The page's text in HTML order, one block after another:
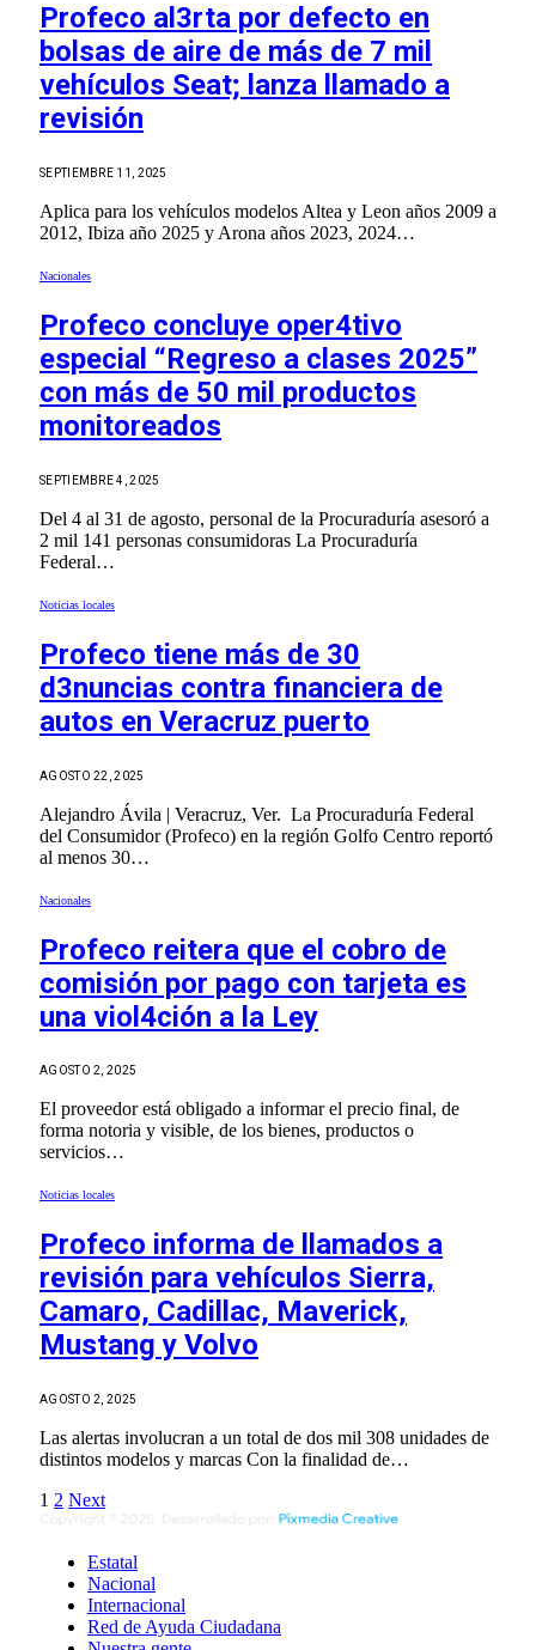
Profeco al3rta por defecto en
bolsas de aire de más de 7 mil
vehículos Seat; lanza llamado a
revisión
SEPTIEMBRE 11, 2025
Aplica para los vehículos modelos Altea y Leon años 2009 a
2012, Ibiza año 2025 y Arona años 2023, 2024…
Nacionales
Profeco concluye oper4tivo
especial “Regreso a clases 2025”
con más de 50 mil productos
monitoreados
SEPTIEMBRE 4, 2025
Del 4 al 31 de agosto, personal de la Procuraduría asesoró a
2 mil 141 personas consumidoras La Procuraduría
Federal…
Noticias locales
Profeco tiene más de 30
d3nuncias contra financiera de
autos en Veracruz puerto
AGOSTO 22, 2025
Alejandro Ávila | Veracruz, Ver. La Procuraduría Federal
del Consumidor (Profeco) en la región Golfo Centro reportó
al menos 30…
Nacionales
Profeco reitera que el cobro de
comisión por pago con tarjeta es
una viol4ción a la Ley
AGOSTO 2, 2025
El proveedor está obligado a informar el precio final, de
forma notoria y visible, de los bienes, productos o
servicios…
Noticias locales
Profeco informa de llamados a
revisión para vehículos Sierra,
Camaro, Cadillac, Maverick,
Mustang y Volvo
AGOSTO 2, 2025
Las alertas involucran a un total de dos mil 308 unidades de
distintos modelos y marcas Con la finalidad de…
1 2 Next
Estatal
Nacional
Internacional
Red de Ayuda Ciudadana